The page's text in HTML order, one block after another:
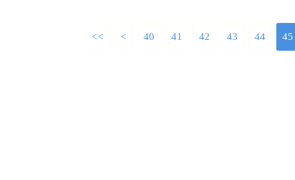
<< < 10
20
30
40 41 42 43 44 45